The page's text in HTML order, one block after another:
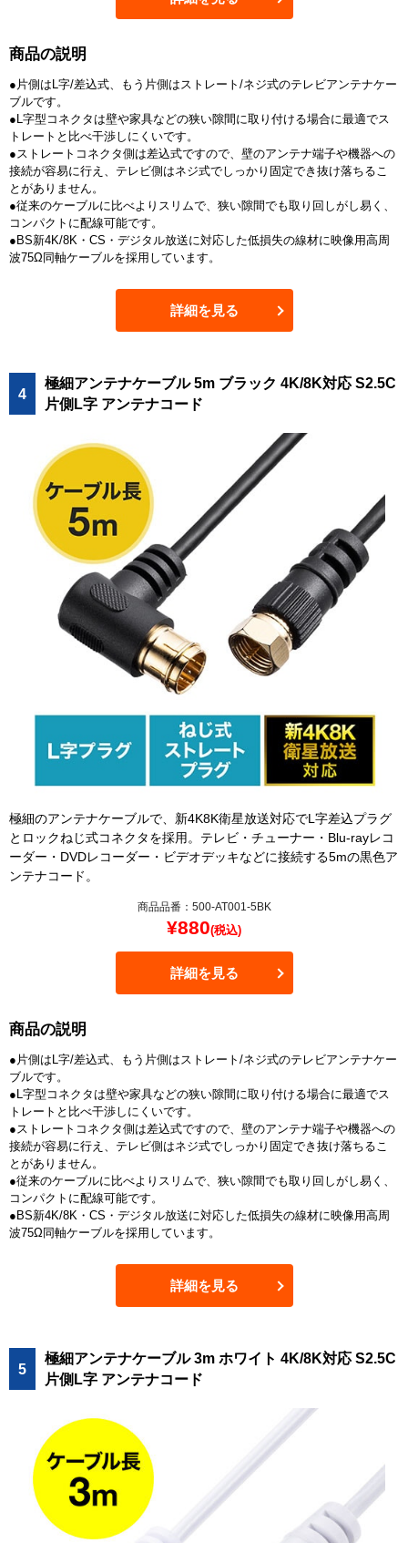
商品の説明
●片側はL字/差込式、もう片側はストレート/ネジ式のテレビアンテナケー
ブルです。
●L字型コネクタは壁や家具などの狭い隙間に取り付ける場合に最適でス
トレートと比べ干渉しにくいです。
●ストレートコネクタ側は差込式ですので、壁のアンテナ端子や機器への
接続が容易に行え、テレビ側はネジ式でしっかり固定でき抜け落ちるこ
とがありません。
●従来のケーブルに比べよりスリムで、狭い隙間でも取り回しがし易く、
コンパクトに配線可能です。
●BS新4K/8K・CS・デジタル放送に対応した低損失の線材に映像用高周
波75Ω同軸ケーブルを採用しています。
詳細を見る
4
極細アンテナケーブル 5m ブラック 4K/8K対応 S2.5C
片側L字 アンテナコード
極細のアンテナケーブルで、新4K8K衛星放送対応でL字差込プラグ
とロックねじ式コネクタを採用。テレビ・チューナー・Blu-rayレコ
ーダー・DVDレコーダー・ビデオデッキなどに接続する5mの黒色ア
ンテナコード。
商品品番：500-AT001-5BK
¥880(税込)
詳細を見る
商品の説明
●片側はL字/差込式、もう片側はストレート/ネジ式のテレビアンテナケー
ブルです。
●L字型コネクタは壁や家具などの狭い隙間に取り付ける場合に最適でス
トレートと比べ干渉しにくいです。
●ストレートコネクタ側は差込式ですので、壁のアンテナ端子や機器への
接続が容易に行え、テレビ側はネジ式でしっかり固定でき抜け落ちるこ
とがありません。
●従来のケーブルに比べよりスリムで、狭い隙間でも取り回しがし易く、
コンパクトに配線可能です。
●BS新4K/8K・CS・デジタル放送に対応した低損失の線材に映像用高周
波75Ω同軸ケーブルを採用しています。
詳細を見る
5
極細アンテナケーブル 3m ホワイト 4K/8K対応 S2.5C
片側L字 アンテナコード